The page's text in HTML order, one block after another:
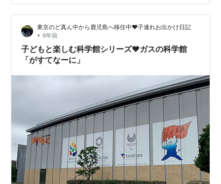
Ｌ照明、ディスプレイがない時代のネオンサインのよう
に文字の形にした店名看板ガス灯などもありました。 そ
の後普及したマントルは画期的な発明で、電球よりもう
んと明るく、まだ電気が一般に普及していな…
東京のど真ん中から鹿児島へ移住中❤︎子連れお出かけ日記
• 6年前
子どもと楽しむ科学館シリーズ❤︎ガスの科学館
「がすてなーに」